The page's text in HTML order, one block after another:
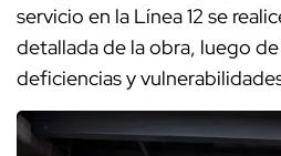
servicio en la Línea 12 se
detallada de la obra, luego
deficiencias y